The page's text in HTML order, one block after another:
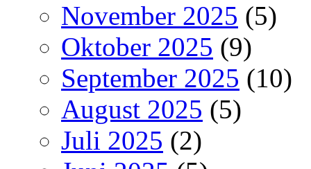
November 2025 (5)
Oktober 2025 (9)
September 2025 (10)
August 2025 (5)
Juli 2025 (2)